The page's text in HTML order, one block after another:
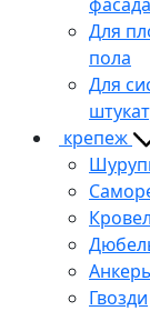
Для
пола
Для
крепеж
Гвозди